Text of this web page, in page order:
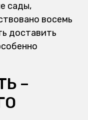
сады,
восемь
доставить
–